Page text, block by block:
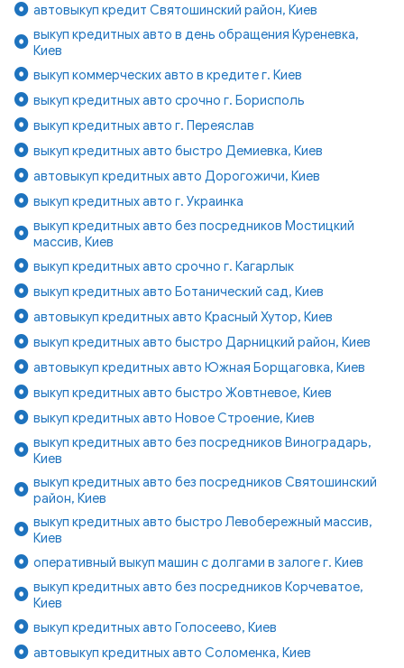
автовыкуп кредит Святошинский район, Киев
выкуп кредитных авто в день обращения Куреневка,
Киев
выкуп коммерческих авто в кредите г. Киев
выкуп кредитных авто срочно г. Борисполь
выкуп кредитных авто г. Переяслав
выкуп кредитных авто быстро Демиевка, Киев
автовыкуп кредитных авто Дорогожичи, Киев
выкуп кредитных авто г. Украинка
выкуп кредитных авто без посредников Мостицкий
массив, Киев
выкуп кредитных авто срочно г. Кагарлык
выкуп кредитных авто Ботанический сад, Киев
автовыкуп кредитных авто Красный Хутор, Киев
выкуп кредитных авто быстро Дарницкий район, Киев
автовыкуп кредитных авто Южная Борщаговка, Киев
выкуп кредитных авто быстро Жовтневое, Киев
выкуп кредитных авто Новое Строение, Киев
выкуп кредитных авто без посредников Виноградарь,
Киев
выкуп кредитных авто без посредников Святошинский
район, Киев
выкуп кредитных авто быстро Левобережный массив,
Киев
оперативный выкуп машин с долгами в залоге г. Киев
выкуп кредитных авто без посредников Корчеватое,
Киев
выкуп кредитных авто Голосеево, Киев
автовыкуп кредитных авто Соломенка, Киев